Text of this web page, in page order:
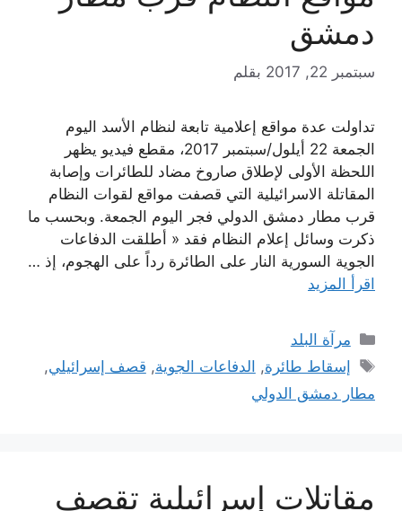
دمشق
سبتمبر 22, 2017 بقلم
تداولت عدة مواقع إعلامية تابعة لنظام الأسد اليوم
الجمعة 22 أيلول/سبتمبر 2017، مقطع فيديو يظهر
اللحظة الأولى لإطلاق صاروخ مضاد للطائرات وإصابة
المقاتلة الاسرائيلية التي قصفت مواقع لقوات النظام
قرب مطار دمشق الدولي فجر اليوم الجمعة. وبحسب ما
ذكرت وسائل إعلام النظام فقد « أطلقت الدفاعات
الجوية السورية النار على الطائرة رداً على الهجوم، إذ …
اقرأ المزيد
التصنيفات
مرآة البلد
الوسوم
إسقاط طائرة, الدفاعات الجوية, قصف إسرائيلي,
مطار دمشق الدولي
مقاتلات إسرائيلية تقصف